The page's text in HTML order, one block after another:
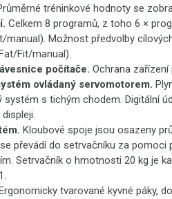
tréninkové hodnoty se
Celkem 8 programů, z toho 6 ×
manual). Možnost předvolby
Fit/manual).
počítače. Ochrana
ovládaný servomotorem.
systém s tichým chodem. Digitální
Kloubové spoje jsou osazeny
převádí do setrvačníku za
Setrvačník o hmotnosti 20 kg je
tvarované kyvné páky,